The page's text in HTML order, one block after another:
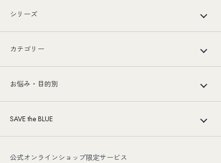
シリーズ
カテゴリー
お悩み・目的別
SAVE the BLUE
公式オンラインショップ限定サービス